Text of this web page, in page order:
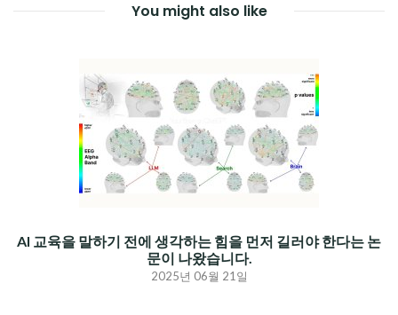
You might also like
AI 교육을 말하기 전에 생각하는 힘을 먼저 길러야 한다는 논
문이 나왔습니다.
2025년 06월 21일